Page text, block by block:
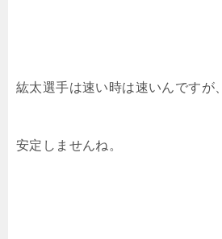
紘太選手は速い時は速いんですが、
安定しませんね。